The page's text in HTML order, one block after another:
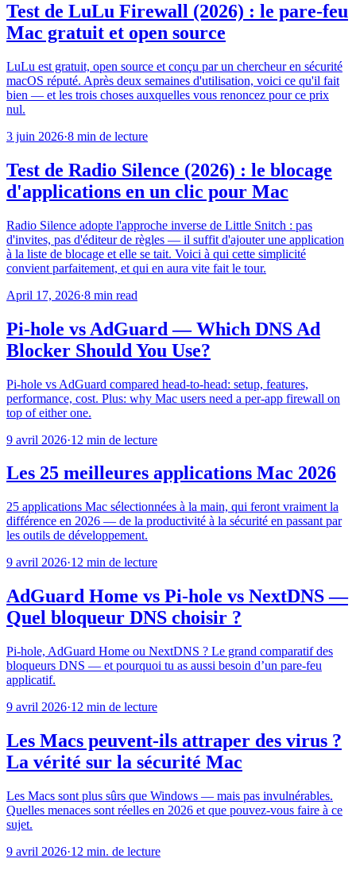
Test de LuLu Firewall (2026) : le pare-feu
Mac gratuit et open source
LuLu est gratuit, open source et conçu par un chercheur en sécurité
macOS réputé. Après deux semaines d'utilisation, voici ce qu'il fait
bien — et les trois choses auxquelles vous renoncez pour ce prix
nul.
3 juin 2026·8 min de lecture
Test de Radio Silence (2026) : le blocage
d'applications en un clic pour Mac
Radio Silence adopte l'approche inverse de Little Snitch : pas
d'invites, pas d'éditeur de règles — il suffit d'ajouter une application
à la liste de blocage et elle se tait. Voici à qui cette simplicité
convient parfaitement, et qui en aura vite fait le tour.
April 17, 2026·8 min read
Pi-hole vs AdGuard — Which DNS Ad
Blocker Should You Use?
Pi-hole vs AdGuard compared head-to-head: setup, features,
performance, cost. Plus: why Mac users need a per-app firewall on
top of either one.
9 avril 2026·12 min de lecture
Les 25 meilleures applications Mac 2026
25 applications Mac sélectionnées à la main, qui feront vraiment la
différence en 2026 — de la productivité à la sécurité en passant par
les outils de développement.
9 avril 2026·12 min de lecture
AdGuard Home vs Pi-hole vs NextDNS —
Quel bloqueur DNS choisir ?
Pi-hole, AdGuard Home ou NextDNS ? Le grand comparatif des
bloqueurs DNS — et pourquoi tu as aussi besoin d’un pare-feu
applicatif.
9 avril 2026·12 min de lecture
Les Macs peuvent-ils attraper des virus ?
La vérité sur la sécurité Mac
Les Macs sont plus sûrs que Windows — mais pas invulnérables.
Quelles menaces sont réelles en 2026 et que pouvez-vous faire à ce
sujet.
9 avril 2026·12 min. de lecture